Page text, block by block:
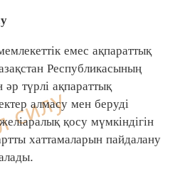
емес ақпараттық
Республикасының
түрлі ақпараттық
алмасу мен беруді
қосу мүмкіндігін
хаттамаларын пайдалану